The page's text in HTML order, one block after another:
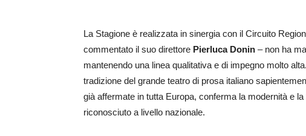
La Stagione è realizzata in sinergia con il Circuito
commentato il suo direttore Pierluca Donin – non ha
mantenendo una linea qualitativa e di impegno molto
tradizione del grande teatro di prosa italiano
già affermate in tutta Europa, conferma la modernità e
riconosciuto a livello nazionale.